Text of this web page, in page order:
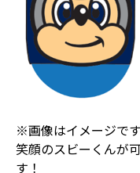
※画像はイメージです
笑顔のスビーくんが
す！